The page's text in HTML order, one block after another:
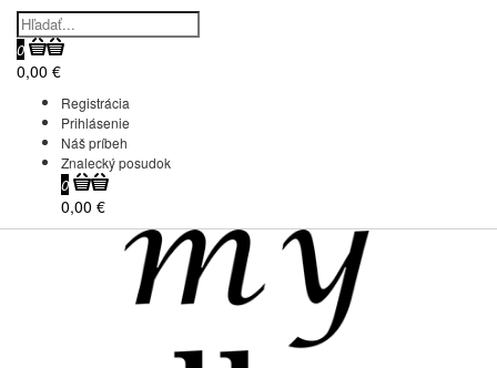
0
0,00 €
Registrácia
Prihlásenie
Náš príbeh
Znalecký posudok
0
0,00 €